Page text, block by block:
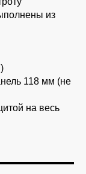
из
118 мм (не
на весь